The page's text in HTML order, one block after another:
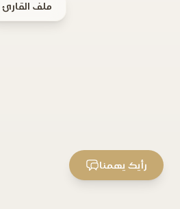
ملف القارئ
رأيك يهمنا